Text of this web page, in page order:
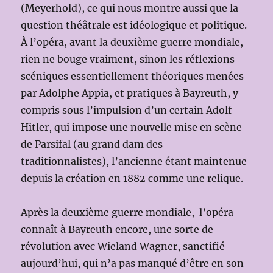
(Meyerhold), ce qui nous montre aussi que la
question théâtrale est idéologique et politique.
À l’opéra, avant la deuxième guerre mondiale,
rien ne bouge vraiment, sinon les réflexions
scéniques essentiellement théoriques menées
par Adolphe Appia, et pratiques à Bayreuth, y
compris sous l’impulsion d’un certain Adolf
Hitler, qui impose une nouvelle mise en scène
de Parsifal (au grand dam des
traditionnalistes), l’ancienne étant maintenue
depuis la création en 1882 comme une relique.
Après la deuxième guerre mondiale, l’opéra
connaît à Bayreuth encore, une sorte de
révolution avec Wieland Wagner, sanctifié
aujourd’hui, qui n’a pas manqué d’être en son